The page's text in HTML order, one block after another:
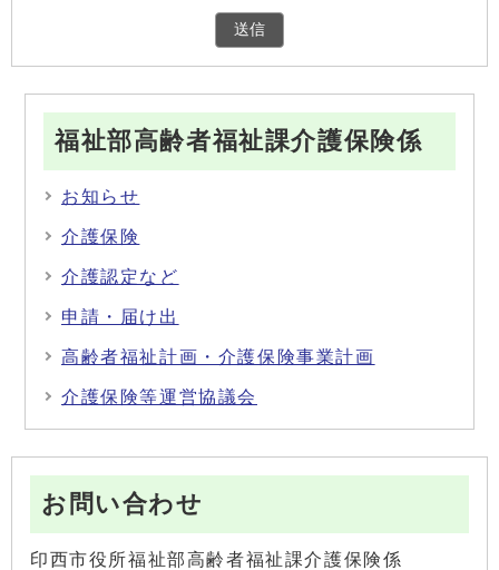
福祉部高齢者福祉課介護保険係
お知らせ
介護保険
介護認定など
申請・届け出
高齢者福祉計画・介護保険事業計画
介護保険等運営協議会
お問い合わせ
印西市役所福祉部高齢者福祉課介護保険係